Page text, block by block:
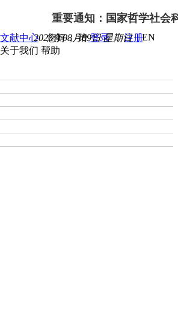
重要通知：国家哲学社会
您好， 请登录 注册EN
2026年08月09日 星期日
关于我们 帮助